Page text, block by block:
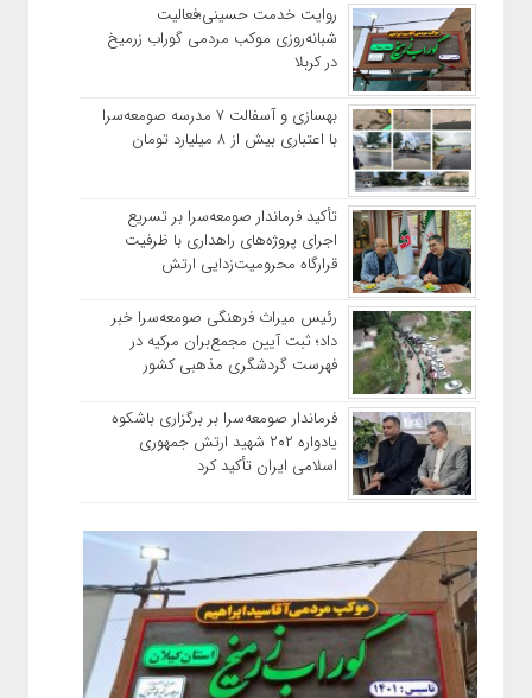
روایت خدمت حسینی؛فعالیت
شبانه‌روزی موکب مردمی گوراب زرمیخ
در کربلا
بهسازی و آسفالت ۷ مدرسه صومعه‌سرا
با اعتباری بیش از ۸ میلیارد تومان
تأکید فرماندار صومعه‌سرا بر تسریع
اجرای پروژه‌های راهداری با ظرفیت
قرارگاه محرومیت‌زدایی ارتش
رئیس میراث فرهنگی صومعه‌سرا خبر
داد؛ ثبت آیین مجمع‌بران مرکیه در
فهرست گردشگری مذهبی کشور
فرماندار صومعه‌سرا بر برگزاری باشکوه
یادواره ۲۰۲ شهید ارتش جمهوری
اسلامی ایران تأکید کرد